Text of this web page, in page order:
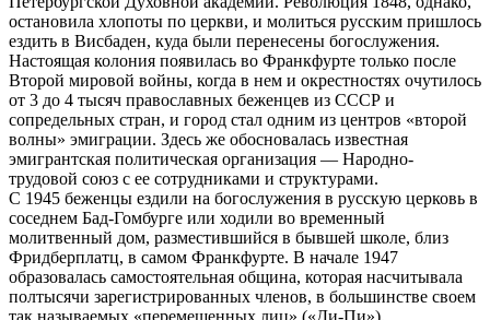
остановила хлопоты по церкви, и молиться русским пришлось
ездить в Висбаден, куда были перенесены богослужения.
Настоящая колония появилась во Франкфурте только после
Второй мировой войны, когда в нем и окрестностях очутилось
от 3 до 4 тысяч православных беженцев из СССР и
сопредельных стран, и город стал одним из центров «второй
волны» эмиграции. Здесь же обосновалась известная
эмигрантская политическая организация — Народно-
трудовой союз с ее сотрудниками и структурами.
С 1945 беженцы ездили на богослужения в русскую церковь в
соседнем Бад-Гомбурге или ходили во временный
молитвенный дом, разместившийся в бывшей школе, близ
Фридберплатц, в самом Франкфурте. В начале 1947
образовалась самостоятельная община, которая насчитывала
полтысячи зарегистрированных членов, в большинстве своем